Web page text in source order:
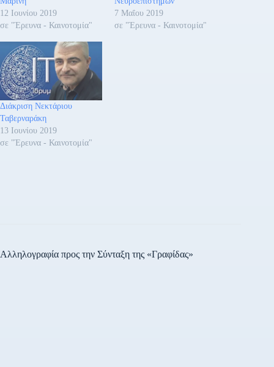
12 Ιουνίου 2019
σε "Έρευνα - Καινοτομία"
7 Μαΐου 2019
σε "Έρευνα - Καινοτομία"
Διάκριση Νεκτάριου
Ταβερναράκη
13 Ιουνίου 2019
σε "Έρευνα - Καινοτομία"
Αλληλογραφία προς την Σύνταξη της «Γραφίδας»